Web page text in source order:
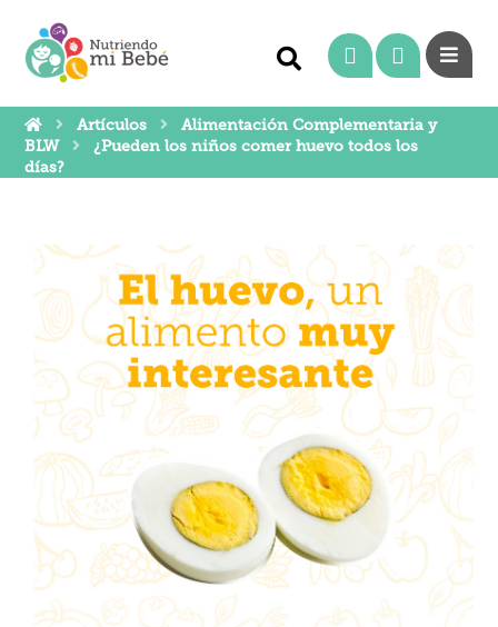
Artículos
Alimentación Complementaria y
BLW
¿Pueden los niños comer huevo todos los
días?